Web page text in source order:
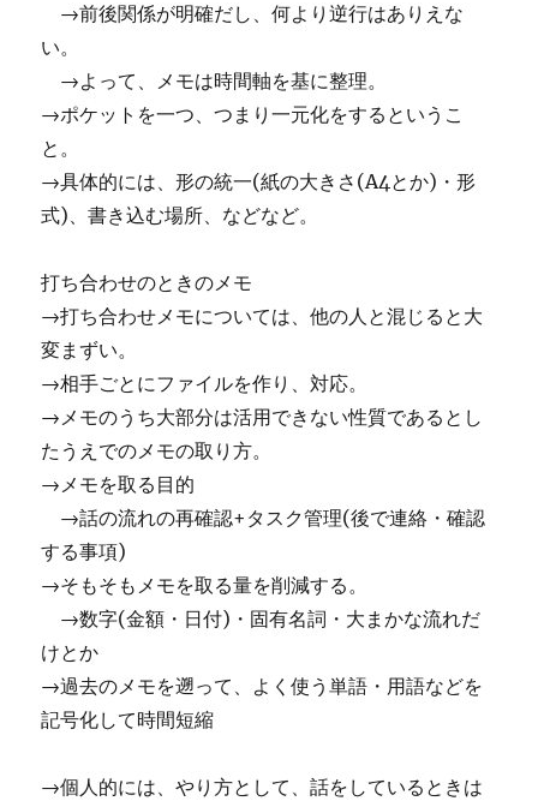
→前後関係が明確だし、何より逆行はありえな
い。
→よって、メモは時間軸を基に整理。
→ポケットを一つ、つまり一元化をするというこ
と。
→具体的には、形の統一(紙の大きさ(A4とか)・形
式)、書き込む場所、などなど。
打ち合わせのときのメモ
→打ち合わせメモについては、他の人と混じると大
変まずい。
→相手ごとにファイルを作り、対応。
→メモのうち大部分は活用できない性質であるとし
たうえでのメモの取り方。
→メモを取る目的
→話の流れの再確認+タスク管理(後で連絡・確認
する事項)
→そもそもメモを取る量を削減する。
→数字(金額・日付)・固有名詞・大まかな流れだ
けとか
→過去のメモを遡って、よく使う単語・用語などを
記号化して時間短縮
→個人的には、やり方として、話をしているときは